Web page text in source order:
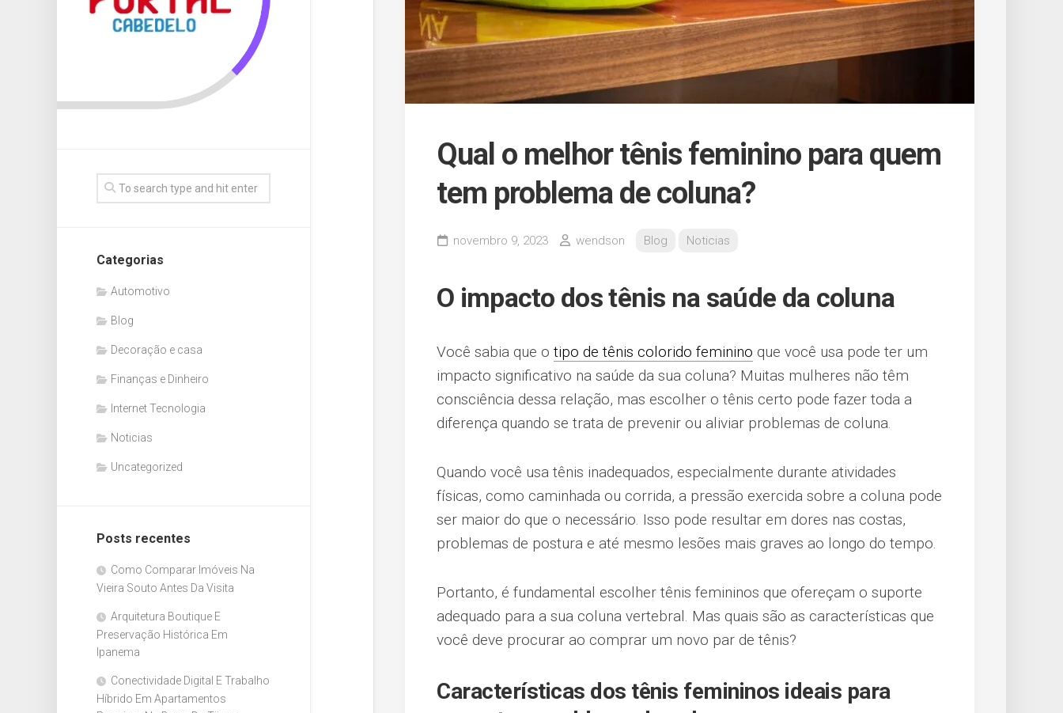
Categorias
Automotivo
Blog
Decoração e casa
Finanças e Dinheiro
Internet Tecnologia
Noticias
Uncategorized
Posts recentes
Como Comparar Imóveis Na
Vieira Souto Antes Da Visita
Arquitetura Boutique E
Preservação Histórica Em
Ipanema
Conectividade Digital E Trabalho
Híbrido Em Apartamentos
Qual o melhor tênis feminino para quem
tem problema de coluna?
novembro 9, 2023 wendson Blog Noticias
O impacto dos tênis na saúde da coluna
Você sabia que o tipo de tênis colorido feminino que você usa pode ter um
impacto significativo na saúde da sua coluna? Muitas mulheres não têm
consciência dessa relação, mas escolher o tênis certo pode fazer toda a
diferença quando se trata de prevenir ou aliviar problemas de coluna.
Quando você usa tênis inadequados, especialmente durante atividades
físicas, como caminhada ou corrida, a pressão exercida sobre a coluna pode
ser maior do que o necessário. Isso pode resultar em dores nas costas,
problemas de postura e até mesmo lesões mais graves ao longo do tempo.
Portanto, é fundamental escolher tênis femininos que ofereçam o suporte
adequado para a sua coluna vertebral. Mas quais são as características que
você deve procurar ao comprar um novo par de tênis?
Características dos tênis femininos ideais para